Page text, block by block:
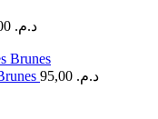
د.م.
د.م.